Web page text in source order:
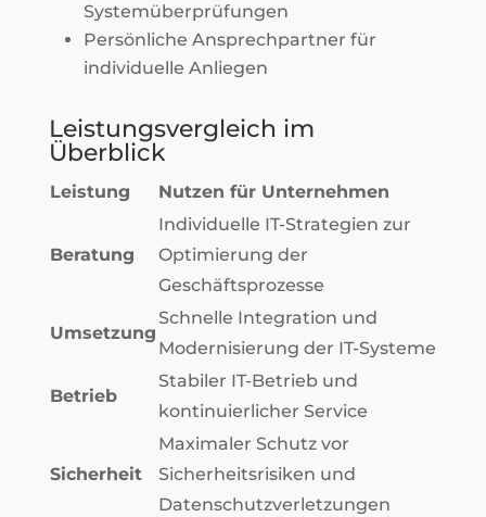
Systemüberprüfungen
Persönliche Ansprechpartner für
individuelle Anliegen
Leistungsvergleich im
Überblick
Leistung Nutzen für Unternehmen
Beratung
Individuelle IT-Strategien zur
Optimierung der
Geschäftsprozesse
Umsetzung
Schnelle Integration und
Modernisierung der IT-Systeme
Betrieb
Stabiler IT-Betrieb und
kontinuierlicher Service
Sicherheit
Maximaler Schutz vor
Sicherheitsrisiken und
Datenschutzverletzungen